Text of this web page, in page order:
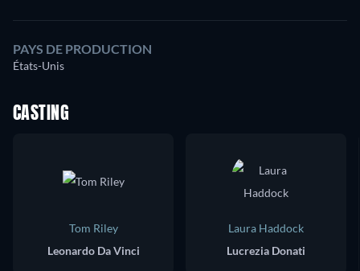
PAYS DE PRODUCTION
États-Unis
CASTING
Tom Riley
Leonardo Da Vinci
Laura Haddock
Lucrezia Donati